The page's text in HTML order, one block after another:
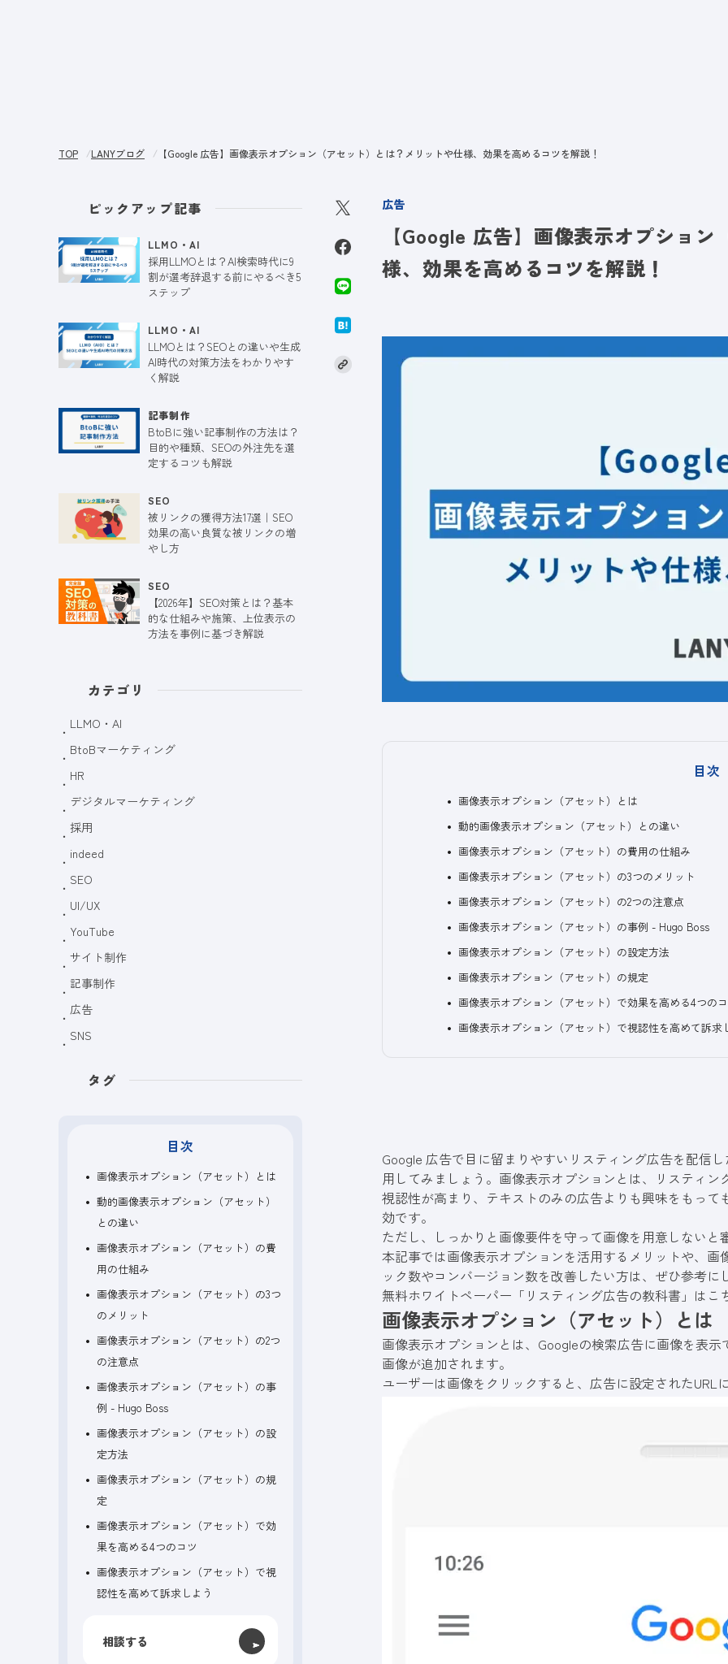
TOP LANYブログ 【Google 広告】画像表示オプション（アセット）とは？メリットや仕様、効果を高めるコツを解説！
広告
【Google 広告】画像表示オプショ
様、効果を高めるコツを解説！
目次
画像表示オプション（アセット）とは
動的画像表示オプション（アセット）との違い
画像表示オプション（アセット）の費用の仕組み
画像表示オプション（アセット）の3つのメリット
画像表示オプション（アセット）の2つの注意点
画像表示オプション（アセット）の事例 - Hugo Boss
画像表示オプション（アセット）の設定方法
画像表示オプション（アセット）の規定
画像表示オプション（アセット）で効果を高める4つの
画像表示オプション（アセット）で視認性を高めて訴求
Google 広告で目に留まりやすいリスティング広告を配信
用してみましょう。画像表示オプションとは、リスティン
視認性が高まり、テキストのみの広告よりも興味をもっ
効です。
ただし、しっかりと画像要件を守って画像を用意しないと
本記事では画像表示オプションを活用するメリットや、
ック数やコンバージョン数を改善したい方は、ぜひ参考に
無料ホワイトペーパー「リスティング広告の教科書」はこ
画像表示オプション（アセット）とは
画像表示オプションとは、Googleの検索広告に画像を表
画像が追加されます。
ユーザーは画像をクリックすると、広告に設定されたURL
ピックアップ記事
LLMO・AI
採用LLMOとは？AI検索時代に9
割が選考辞退する前にやるべき5
ステップ
LLMO・AI
LLMOとは？SEOとの違いや生成
AI時代の対策方法をわかりやす
く解説
記事制作
BtoBに強い記事制作の方法は？
目的や種類、SEOの外注先を選
定するコツも解説
SEO
被リンクの獲得方法17選｜SEO
効果の高い良質な被リンクの増
やし方
SEO
【2026年】SEO対策とは？基本
的な仕組みや施策、上位表示の
方法を事例に基づき解説
カテゴリ
LLMO・AI
BtoBマーケティング
HR
デジタルマーケティング
採用
indeed
SEO
UI/UX
YouTube
サイト制作
記事制作
広告
SNS
タグ
目次
画像表示オプション（アセット）とは
動的画像表示オプション（アセット）
との違い
画像表示オプション（アセット）の費
用の仕組み
画像表示オプション（アセット）の3つ
のメリット
画像表示オプション（アセット）の2つ
の注意点
画像表示オプション（アセット）の事
例 - Hugo Boss
画像表示オプション（アセット）の設
定方法
画像表示オプション（アセット）の規
定
画像表示オプション（アセット）で効
果を高める4つのコツ
画像表示オプション（アセット）で視
認性を高めて訴求しよう
相談する